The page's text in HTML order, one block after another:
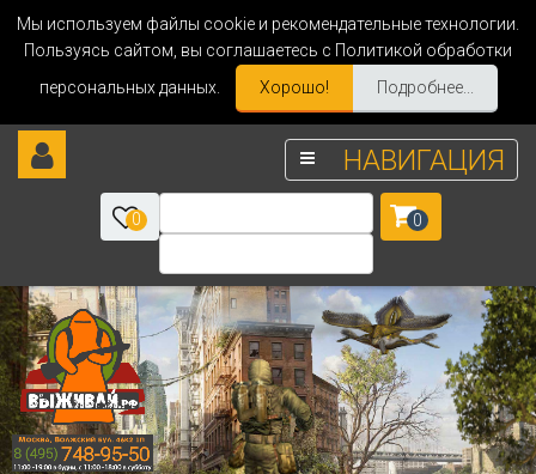
Мы используем файлы cookie и рекомендательные технологии.
Пользуясь сайтом, вы соглашаетесь с Политикой обработки
персональных данных.
Хорошо! Подробнее...
НАВИГАЦИЯ
0 0